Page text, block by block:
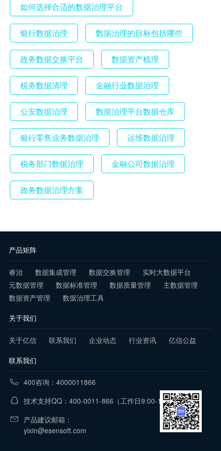
如何选择合适的数据治理平台
银行数据治理 数据治理的目标包括哪些
政务数据交换平台 数据资产梳理
税务数据清理 金融行业数据治理
公安数据治理 数据治理平台数据仓库
银行零售业务数据治理 运维数据治理
税务部门数据治理 金融公司数据治理
政务数据治理方案
产品矩阵
睿治 数据集成管理 数据交换管理
实时大数据平台
元数据管理
数据标准管理 数据质量管理
主数据管理
数据资产管理
数据治理工具
关于我们
关于亿信 联系我们 企业动态 行业资讯 亿信公益
联系我们
400咨询：4000011866
技术支持QQ：400-0011-866 （工作日9:00-18:00）
产品建议邮箱：
yixin@esensoft.com